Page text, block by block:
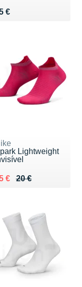
€ 15 €
Lightweight
20 €
lieu de 20 €
€ 15 €